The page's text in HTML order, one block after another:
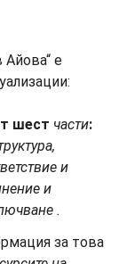
Айова“ е
шест части:
и
и
.
за това